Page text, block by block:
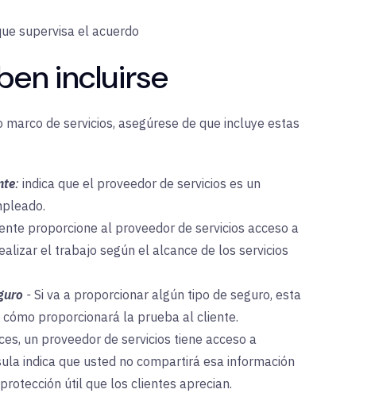
supervisa el acuerdo
incluirse
de servicios, asegúrese de que incluye estas
: indica que el proveedor de servicios es un
proporcione al proveedor de servicios acceso a
el trabajo según el alcance de los servicios
- Si va a proporcionar algún tipo de seguro, esta
proporcionará la prueba al cliente.
un proveedor de servicios tiene acceso a
indica que usted no compartirá esa información
útil que los clientes aprecian.